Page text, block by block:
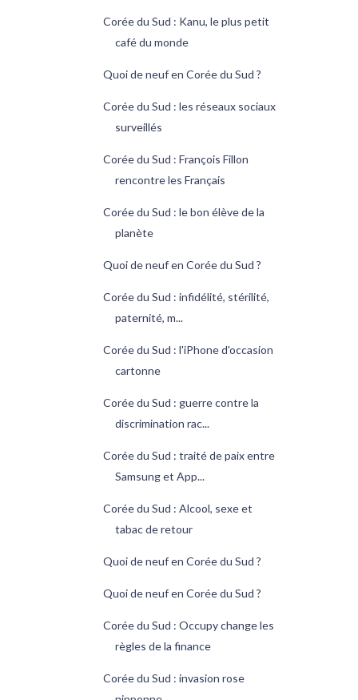
Corée du Sud : Kanu, le plus petit
café du monde
Quoi de neuf en Corée du Sud ?
Corée du Sud : les réseaux sociaux
surveillés
Corée du Sud : François Fillon
rencontre les Français
Corée du Sud : le bon élève de la
planète
Quoi de neuf en Corée du Sud ?
Corée du Sud : infidélité, stérilité,
paternité, m...
Corée du Sud : l'iPhone d'occasion
cartonne
Corée du Sud : guerre contre la
discrimination rac...
Corée du Sud : traité de paix entre
Samsung et App...
Corée du Sud : Alcool, sexe et
tabac de retour
Quoi de neuf en Corée du Sud ?
Quoi de neuf en Corée du Sud ?
Corée du Sud : Occupy change les
règles de la finance
Corée du Sud : invasion rose